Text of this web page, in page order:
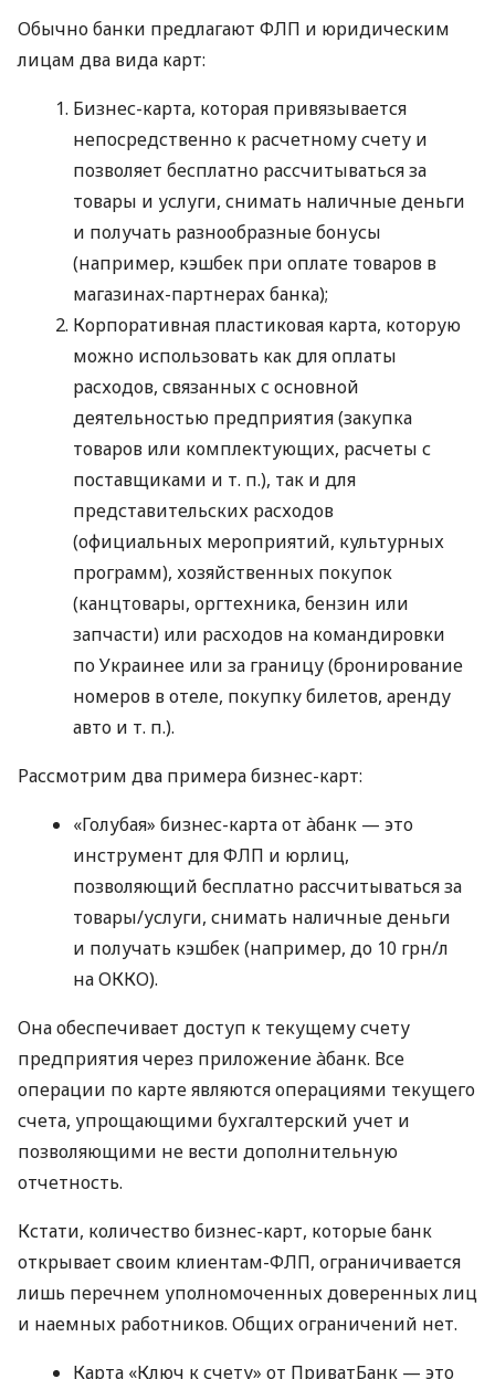
Обычно банки предлагают ФЛП и юридическим
лицам два вида карт:
Бизнес-карта, которая привязывается
непосредственно к расчетному счету и
позволяет бесплатно рассчитываться за
товары и услуги, снимать наличные деньги
и получать разнообразные бонусы
(например, кэшбек при оплате товаров в
магазинах-партнерах банка);
Корпоративная пластиковая карта, которую
можно использовать как для оплаты
расходов, связанных с основной
деятельностью предприятия (закупка
товаров или комплектующих, расчеты с
поставщиками и т. п.), так и для
представительских расходов
(официальных мероприятий, культурных
программ), хозяйственных покупок
(канцтовары, оргтехника, бензин или
запчасти) или расходов на командировки
по Украинее или за границу (бронирование
номеров в отеле, покупку билетов, аренду
авто и т. п.).
Рассмотрим два примера бизнес-карт:
«Голубая» бизнес-карта от àбанк — это
инструмент для ФЛП и юрлиц,
позволяющий бесплатно рассчитываться за
товары/услуги, снимать наличные деньги
и получать кэшбек (например, до 10 грн/л
на ОККО).
Она обеспечивает доступ к текущему счету
предприятия через приложение àбанк. Все
операции по карте являются операциями текущего
счета, упрощающими бухгалтерский учет и
позволяющими не вести дополнительную
отчетность.
Кстати, количество бизнес-карт, которые банк
открывает своим клиентам-ФЛП, ограничивается
лишь перечнем уполномоченных доверенных лиц
и наемных работников. Общих ограничений нет.
Карта «Ключ к счету» от ПриватБанк — это